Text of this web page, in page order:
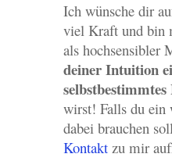
Ich wünsche dir
viel Kraft und bin
als hochsensibler
deiner Intuition
selbstbestimmtes
wirst! Falls du ein
dabei brauchen
Kontaktzu mir